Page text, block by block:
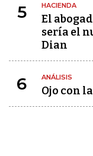
5 HACIENDA
El
sería el
Dian
6 ANÁLISIS
Ojo con